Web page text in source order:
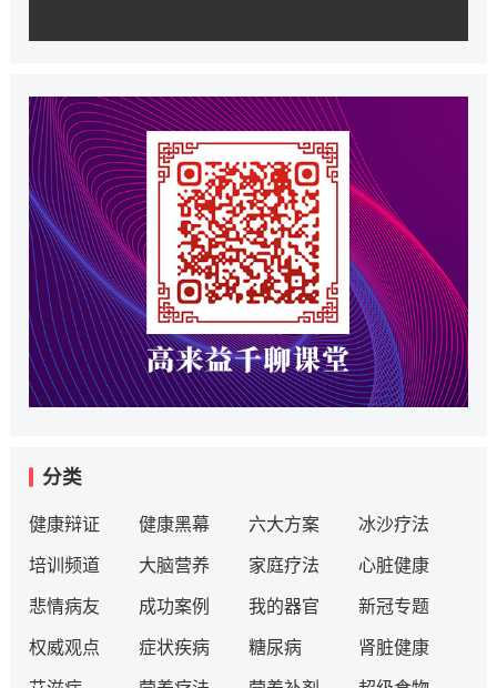
分类
健康辩证 健康黑幕 六大方案 冰沙疗法
培训频道 大脑营养 家庭疗法 心脏健康
悲情病友 成功案例 我的器官 新冠专题
权威观点 症状疾病 糖尿病 肾脏健康